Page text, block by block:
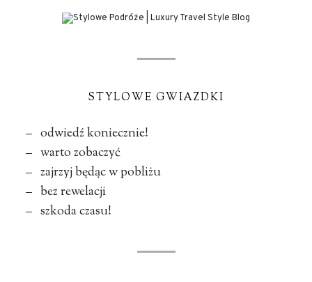
STYLOWE GWIAZDKI
– odwiedź koniecznie!
– warto zobaczyć
– zajrzyj będąc w pobliżu
– bez rewelacji
– szkoda czasu!